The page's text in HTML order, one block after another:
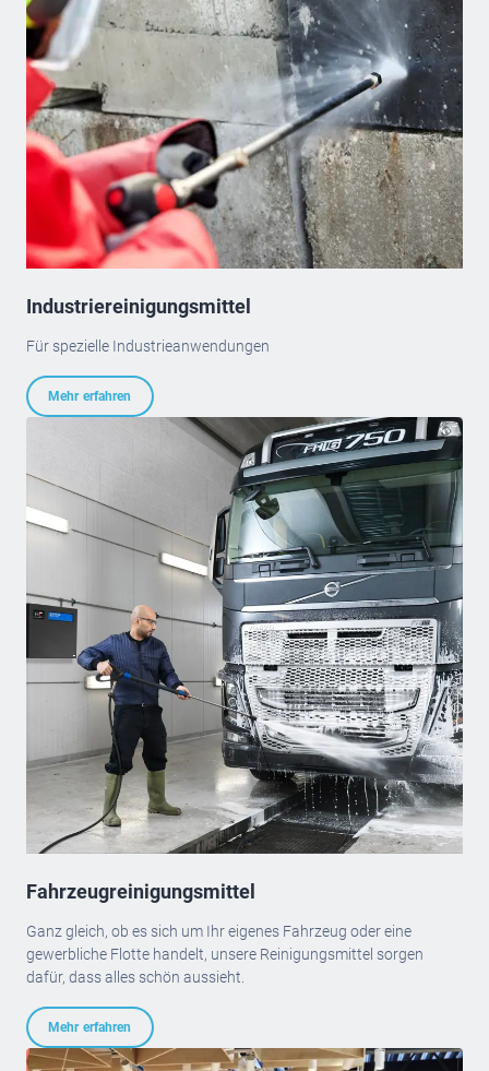
Industriereinigungsmittel
Für spezielle Industrieanwendungen
Mehr erfahren
Fahrzeugreinigungsmittel
Ganz gleich, ob es sich um Ihr eigenes Fahrzeug oder eine
gewerbliche Flotte handelt, unsere Reinigungsmittel sorgen
dafür, dass alles schön aussieht.
Mehr erfahren